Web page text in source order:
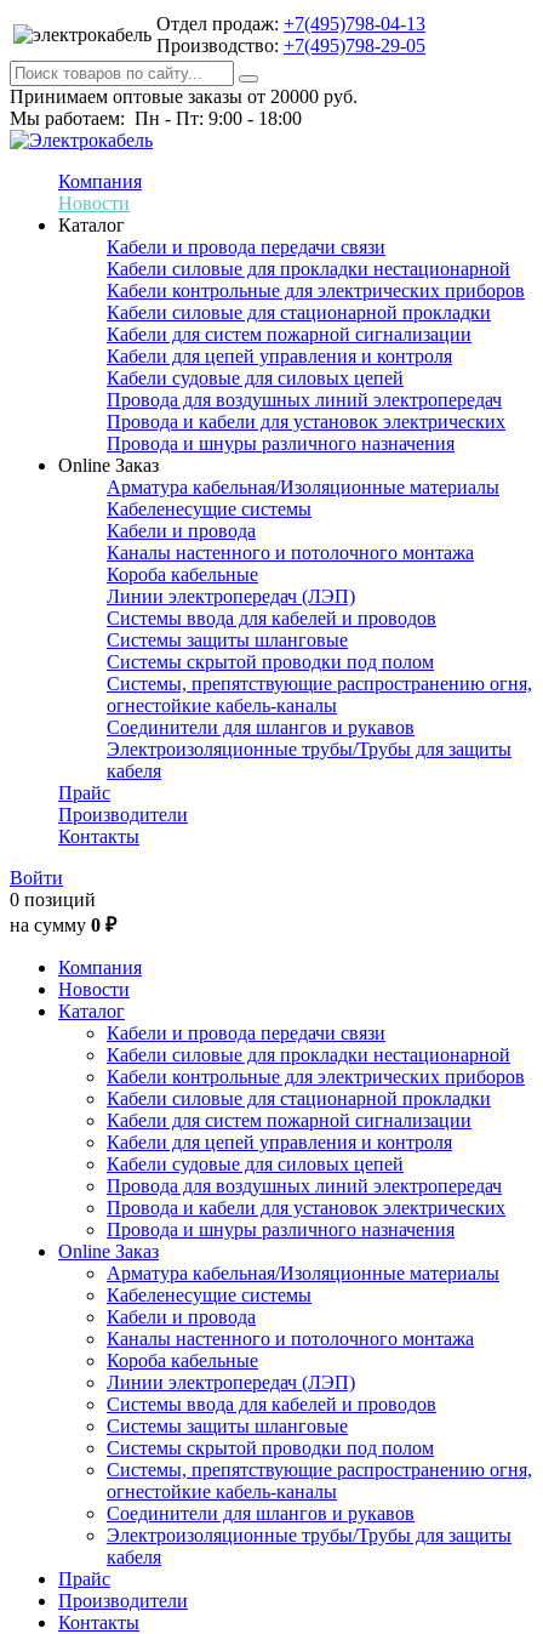
Отдел продаж: +7(495)798-04-13
Производство: +7(495)798-29-05
Принимаем оптовые заказы от 20000 руб.
Мы работаем: Пн - Пт: 9:00 - 18:00
Компания
Новости
Каталог
Кабели и провода передачи связи
Кабели силовые для прокладки нестационарной
Кабели контрольные для электрических приборов
Кабели силовые для стационарной прокладки
Кабели для систем пожарной сигнализации
Кабели для цепей управления и контроля
Кабели судовые для силовых цепей
Провода для воздушных линий электропередач
Провода и кабели для установок электрических
Провода и шнуры различного назначения
Online Заказ
Арматура кабельная/Изоляционные материалы
Кабеленесущие системы
Кабели и провода
Каналы настенного и потолочного монтажа
Короба кабельные
Линии электропередач (ЛЭП)
Системы ввода для кабелей и проводов
Системы защиты шланговые
Системы скрытой проводки под полом
Системы, препятствующие распространению огня,
огнестойкие кабель-каналы
Соединители для шлангов и рукавов
Электроизоляционные трубы/Трубы для защиты
кабеля
Прайс
Производители
Контакты
Войти
0 позиций
на сумму 0 ₽
Компания
Новости
Каталог
Кабели и провода передачи связи
Кабели силовые для прокладки нестационарной
Кабели контрольные для электрических приборов
Кабели силовые для стационарной прокладки
Кабели для систем пожарной сигнализации
Кабели для цепей управления и контроля
Кабели судовые для силовых цепей
Провода для воздушных линий электропередач
Провода и кабели для установок электрических
Провода и шнуры различного назначения
Online Заказ
Арматура кабельная/Изоляционные материалы
Кабеленесущие системы
Кабели и провода
Каналы настенного и потолочного монтажа
Короба кабельные
Линии электропередач (ЛЭП)
Системы ввода для кабелей и проводов
Системы защиты шланговые
Системы скрытой проводки под полом
Системы, препятствующие распространению огня,
огнестойкие кабель-каналы
Соединители для шлангов и рукавов
Электроизоляционные трубы/Трубы для защиты
кабеля
Прайс
Производители
Контакты